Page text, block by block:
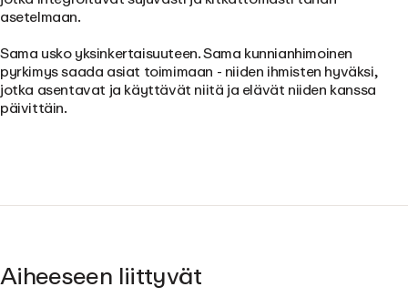
asetelmaan.
Sama usko yksinkertaisuuteen. Sama kunnianhimoinen
pyrkimys saada asiat toimimaan - niiden ihmisten hyväksi,
jotka asentavat ja käyttävät niitä ja elävät niiden kanssa
päivittäin.
Aiheeseen liittyvät